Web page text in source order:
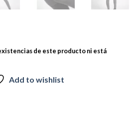
de este producto ni está
Add to wishlist